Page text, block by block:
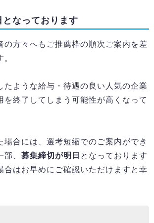
なっております
の方々へもご推薦枠の順次ご案内を差
たような給与・待遇の良い人気の企業
を終了してしまう可能性が高くなって
場合には、選考短縮でのご案内ができ
、 募集締切が明日 となっております
合はお早めにご確認いただけますと幸